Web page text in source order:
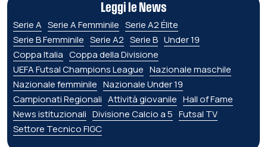
Leggi le News
Serie A Serie A Femminile Serie A2 Élite
Serie B Femminile Serie A2 Serie B Under 19
Coppa Italia Coppa della Divisione
UEFA Futsal Champions League Nazionale maschile
Nazionale femminile Nazionale Under 19
Campionati Regionali Attività giovanile Hall of Fame
News istituzionali Divisione Calcio a 5 Futsal TV
Settore Tecnico FIGC